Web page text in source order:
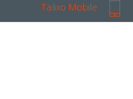
Talixo Mobile